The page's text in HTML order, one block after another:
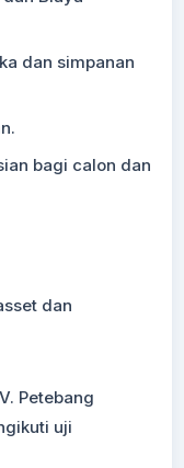
dan simpanan
bagi calon dan
dan
Petebang
uji